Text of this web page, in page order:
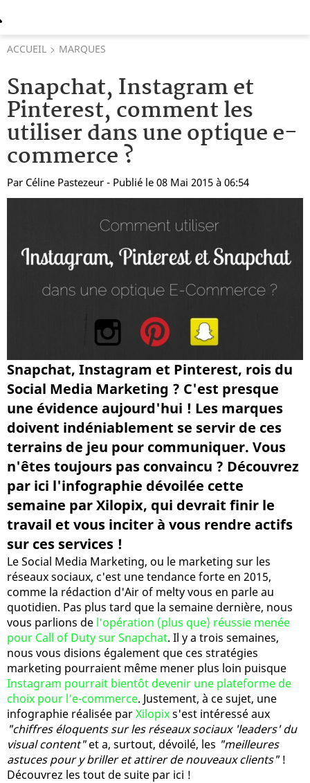
ACCUEIL MARQUES
Snapchat, Instagram et
Pinterest, comment les
utiliser dans une optique e-
commerce ?
Par Céline Pastezeur - Publié le 08 Mai 2015 à 06:54
Snapchat, Instagram et Pinterest, rois du
Social Media Marketing ? C'est presque
une évidence aujourd'hui ! Les marques
doivent indéniablement se servir de ces
terrains de jeu pour communiquer. Vous
n'êtes toujours pas convaincu ? Découvrez
par ici l'infographie dévoilée cette
semaine par Xilopix, qui devrait finir le
travail et vous inciter à vous rendre actifs
sur ces services !
Le Social Media Marketing, ou le marketing sur les
réseaux sociaux, c'est une tendance forte en 2015,
comme la rédaction d'Air of melty vous en parle au
quotidien. Pas plus tard que la semaine dernière, nous
vous parlions de l'opération (plus que) réussie menée
pour Call of Duty sur Snapchat. Il y a trois semaines,
nous vous disions également que ces stratégies
marketing pourraient même mener plus loin puisque
Instagram pourrait bientôt devenir une plateforme de
choix pour l'e-commerce. Justement, à ce sujet, une
infographie réalisée parXilopixs'est intéressé aux
"chiffres éloquents sur les réseaux sociaux 'leaders' du
visual content"et a, surtout, dévoilé, les "meilleures
astuces pour y briller et attirer de nouveaux clients"!
Découvrez les tout de suite par ici !